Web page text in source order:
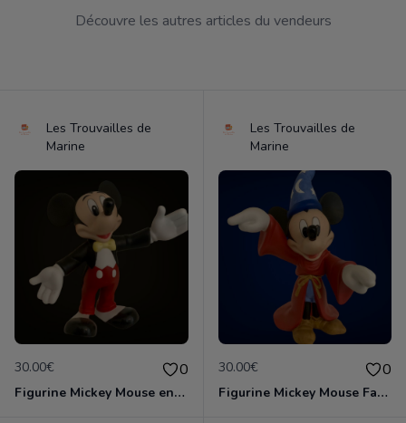
Découvre les autres articles du vendeurs
Les Trouvailles de
Marine
30.00€ 0
Figurine Mickey Mouse en porcelaine de 14 cm de haut marque Disney comme neuve
Les Trouvailles de
Marine
30.00€ 0
Figurine Mickey Mouse Fantasia en porcelaine de 16 cm de haut marque Disney comme neuve